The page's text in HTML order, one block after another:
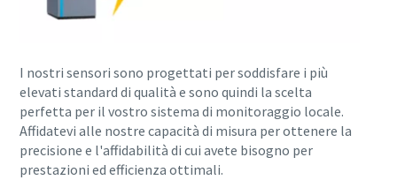
I nostri sensori sono progettati per soddisfare i più
elevati standard di qualità e sono quindi la scelta
perfetta per il vostro sistema di monitoraggio locale.
Affidatevi alle nostre capacità di misura per ottenere la
precisione e l'affidabilità di cui avete bisogno per
prestazioni ed efficienza ottimali.